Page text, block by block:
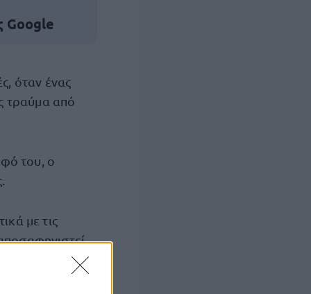
Google
όταν ένας
τραύμα από
του, ο
με τις